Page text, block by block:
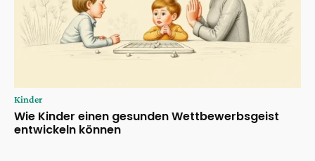
Kinder
Wie Kinder einen gesunden Wettbewerbsgeist
entwickeln können